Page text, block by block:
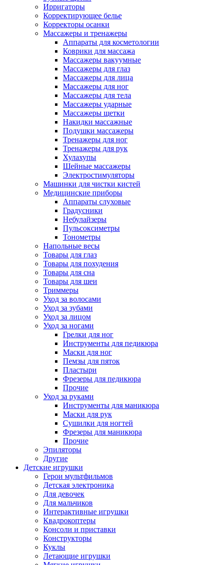
Ирригаторы
Корректирующее белье
Корректоры осанки
Массажеры и тренажеры
Аппараты для косметологии
Коврики для массажа
Массажеры вакуумные
Массажеры для глаз
Массажеры для лица
Массажеры для ног
Массажеры для тела
Массажеры ударные
Массажеры щетки
Накидки массажные
Подушки массажеры
Тренажеры для ног
Тренажеры для рук
Хулахупы
Шейные массажеры
Электростимуляторы
Машинки для чистки кистей
Медицинские приборы
Аппараты слуховые
Градусники
Небулайзеры
Пульсоксиметры
Тонометры
Напольные весы
Товары для глаз
Товары для похудения
Товары для сна
Товары для шеи
Триммеры
Уход за волосами
Уход за зубами
Уход за лицом
Уход за ногами
Грелки для ног
Инструменты для педикюра
Маски для ног
Пемзы для пяток
Пластыри
Фрезеры для педикюра
Прочие
Уход за руками
Инструменты для маникюра
Маски для рук
Сушилки для ногтей
Фрезеры для маникюра
Прочие
Эпиляторы
Другие
Детские игрушки
Герои мультфильмов
Детская электроника
Для девочек
Для мальчиков
Интерактивные игрушки
Квадрокоптеры
Консоли и приставки
Конструкторы
Куклы
Летающие игрушки